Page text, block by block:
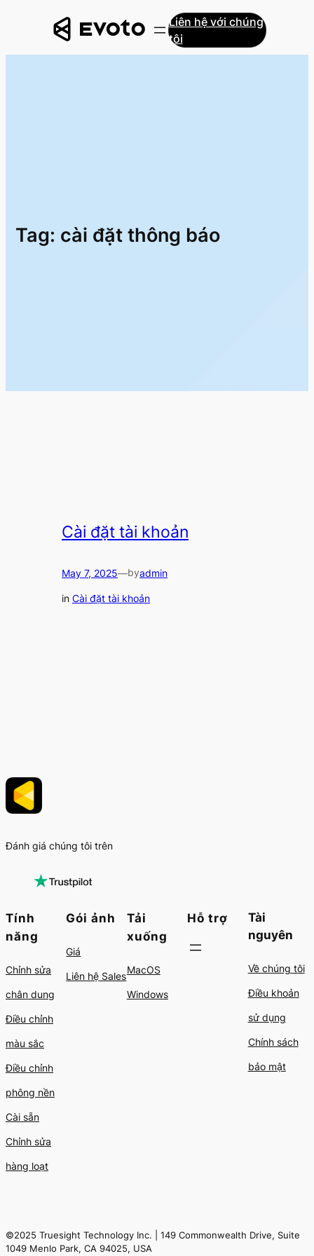
Liên hệ với chúng
tôi
Tag: cài đặt thông báo
Cài đặt tài khoản
May 7, 2025—byadmin
in Cài đặt tài khoản
Đánh giá chúng tôi trên
Tính
năng
Chỉnh sửa
chân dung
Điều chỉnh
màu sắc
Điều chỉnh
phông nền
Cài sẵn
Chỉnh sửa
hàng loạt
Gói ảnh
Giá
Liên hệ Sales
Tải
xuống
MacOS
Windows
Hỗ trợ
Tài
nguyên
Về chúng tôi
Điều khoản
sử dụng
Chính sách
bảo mật
©2025 Truesight Technology Inc. | 149 Commonwealth Drive, Suite
1049 Menlo Park, CA 94025, USA